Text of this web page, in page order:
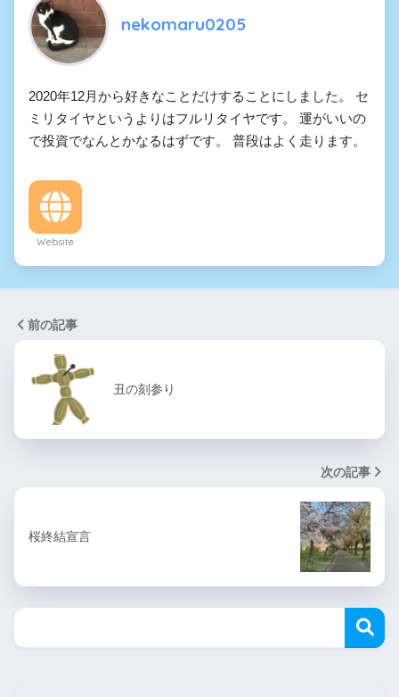
nekomaru0205
2020年12月から好きなことだけすることにしました。 セ
ミリタイヤというよりはフルリタイヤです。 運がいいの
で投資でなんとかなるはずです。 普段はよく走ります。
Website
前の記事
丑の刻参り
次の記事
桜終結宣言